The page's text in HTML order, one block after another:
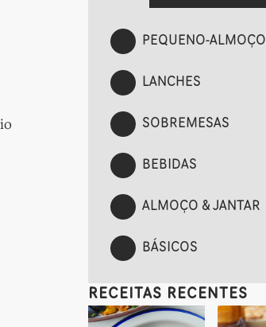
PEQUENO-ALMOÇO
LANCHES
SOBREMESAS
BEBIDAS
ALMOÇO & JANTAR
BÁSICOS
RECEITAS RECENTES